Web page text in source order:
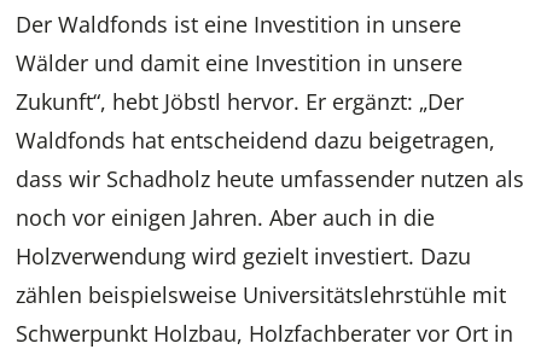
Der Waldfonds ist eine Investition in unsere
Wälder und damit eine Investition in unsere
Zukunft“, hebt Jöbstl hervor. Er ergänzt: „Der
Waldfonds hat entscheidend dazu beigetragen,
dass wir Schadholz heute umfassender nutzen als
noch vor einigen Jahren. Aber auch in die
Holzverwendung wird gezielt investiert. Dazu
zählen beispielsweise Universitätslehrstühle mit
Schwerpunkt Holzbau, Holzfachberater vor Ort in